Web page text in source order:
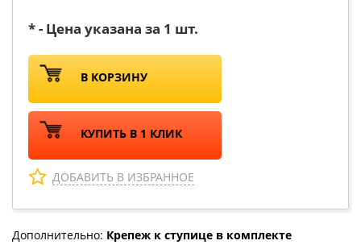
* - Цена указана за 1 шт.
В КОРЗИНУ
КУПИТЬ В 1 КЛИК
ДОБАВИТЬ В ИЗБРАННОЕ
Дополнительно: Крепеж к ступице в комплекте